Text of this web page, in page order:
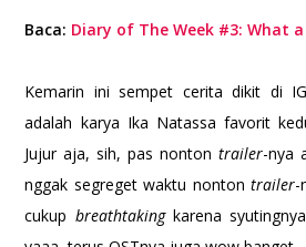
Baca: Diary of The Week #3: What a
Kemarin ini sempet cerita dikit di
adalah karya Ika Natassa favorit
Jujur aja, sih, pas nonton trailer-nya
nggak segreget waktu nontontrailer-
cukup breathtaking karena